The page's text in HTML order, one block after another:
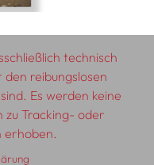
technisch
reibungslosen
Es werden keine
zu Tracking- oder
erhoben.